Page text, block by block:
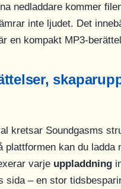
nedladdare kommer
inte ljudet. Det
en kompakt MP3-
kretsar Soundgasms
plattformen kan du ladda
varje uppladdning
sida – en stor